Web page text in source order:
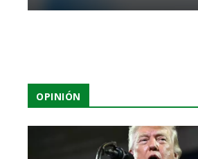
OPINIÓN